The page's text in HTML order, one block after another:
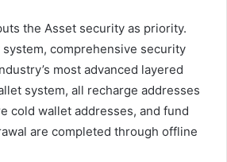
the Asset security as priority.
comprehensive security
most advanced layered
system, all recharge addresses
cold wallet addresses, and fund
are completed through offline